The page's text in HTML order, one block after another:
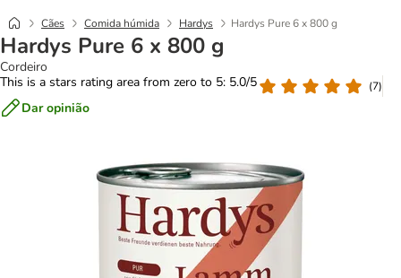
Cães Comida húmida Hardys Hardys Pure 6 x 800 g
Hardys Pure 6 x 800 g
Cordeiro
This is a stars rating area from zero to 5: 5.0/5
(7)
Dar opinião